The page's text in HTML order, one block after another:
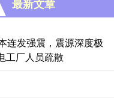
最新文章
连发强震，震源深度极
工厂人员疏散